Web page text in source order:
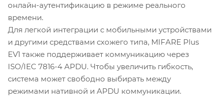
онлайн-аутентификацию в режиме реального
времени.
Для легкой интеграции с мобильными устройствами
и другими средствами схожего типа, MIFARE Plus
EV1 также поддерживает коммуникацию через
ISO/IEC 7816-4 APDU. Чтобы увеличить гибкость,
система может свободно выбирать между
режимами нативной и APDU коммуникации.